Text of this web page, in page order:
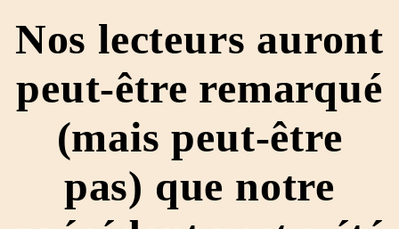
Nos lecteurs auront
peut-être remarqué
(mais peut-être
pas) que notre